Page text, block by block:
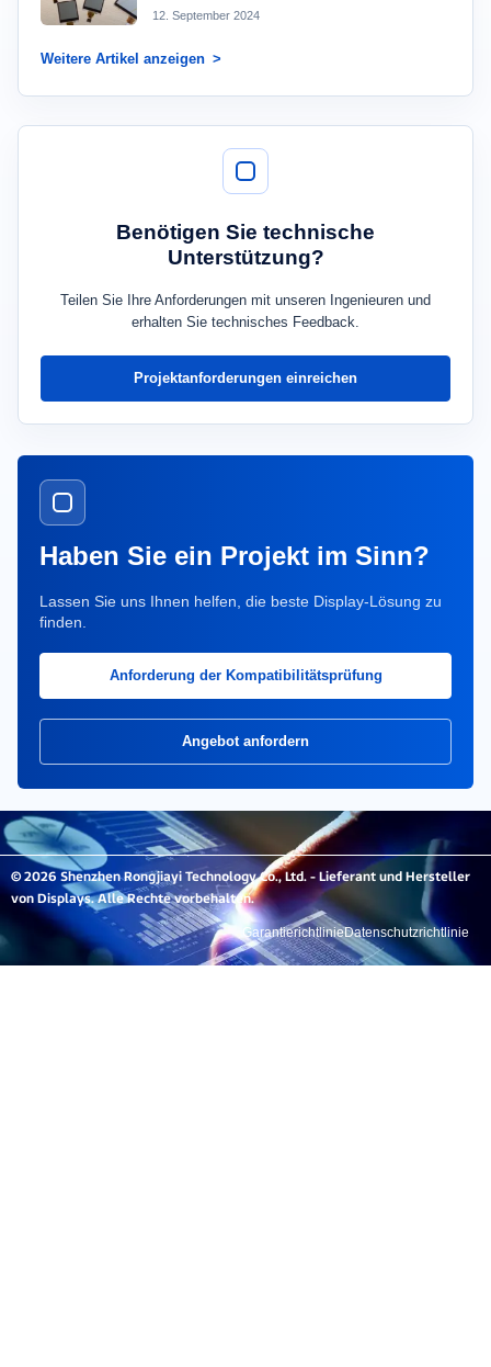
12. September 2024
Weitere Artikel anzeigen
Benötigen Sie technische
Unterstützung?
Teilen Sie Ihre Anforderungen mit unseren Ingenieuren und
erhalten Sie technisches Feedback.
Projektanforderungen einreichen
Haben Sie ein Projekt im Sinn?
Lassen Sie uns Ihnen helfen, die beste Display-Lösung zu
finden.
Anforderung der Kompatibilitätsprüfung
Angebot anfordern
© 2026 Shenzhen Rongjiayi Technology Co., Ltd. - Lieferant und Hersteller
von Displays. Alle Rechte vorbehalten.
Datenschutzrichtlinie
Garantierichtlinie